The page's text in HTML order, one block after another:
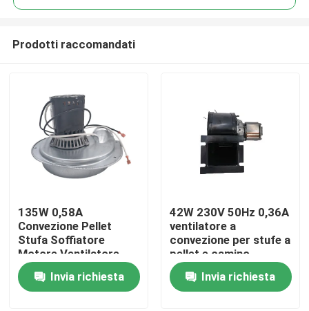
Casa
Prodotti
Prodotti raccomandati
135W 0,58A
Convezione Pellet
Stufa Soffiatore
Motore Ventilatore
aria Soffiatore UL
Agenzia 2880RPM
Invia richiesta
42W 230V 50Hz 0,36A
ventilatore a
convezione per stufe a
pellet e camino
Invia richiesta